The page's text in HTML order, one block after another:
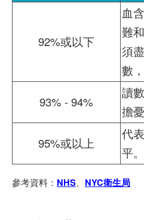
92%或以下
血
難
須
數
93% - 94%
讀
擔
95%或以上
代
平。
參考資料： NHS、 NYC衛生局